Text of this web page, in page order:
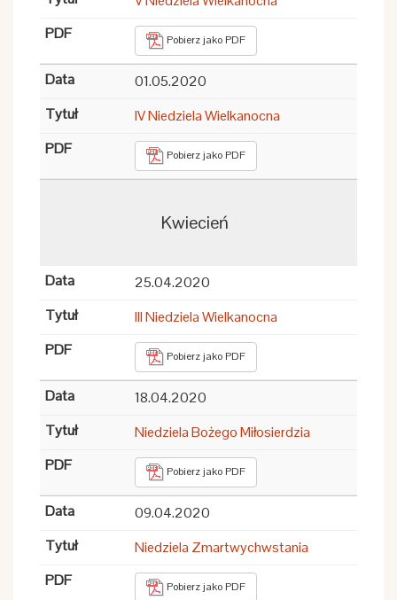
Pobierz jako PDF
01.05.2020
IV Niedziela Wielkanocna
Pobierz jako PDF
Kwiecień
25.04.2020
III Niedziela Wielkanocna
Pobierz jako PDF
18.04.2020
Niedziela Bożego Miłosierdzia
Pobierz jako PDF
09.04.2020
Niedziela Zmartwychwstania
Pobierz jako PDF